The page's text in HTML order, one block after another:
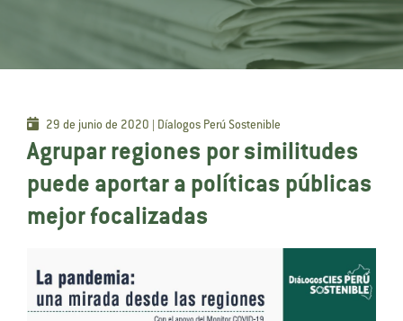
29 de junio de 2020 | Díalogos Perú Sostenible
Agrupar regiones por similitudes
puede aportar a políticas públicas
mejor focalizadas